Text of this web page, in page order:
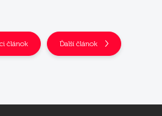
článok Ďalší článok